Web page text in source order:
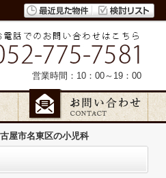
営業時間：10：00～19：00
屋市名東区の小児科